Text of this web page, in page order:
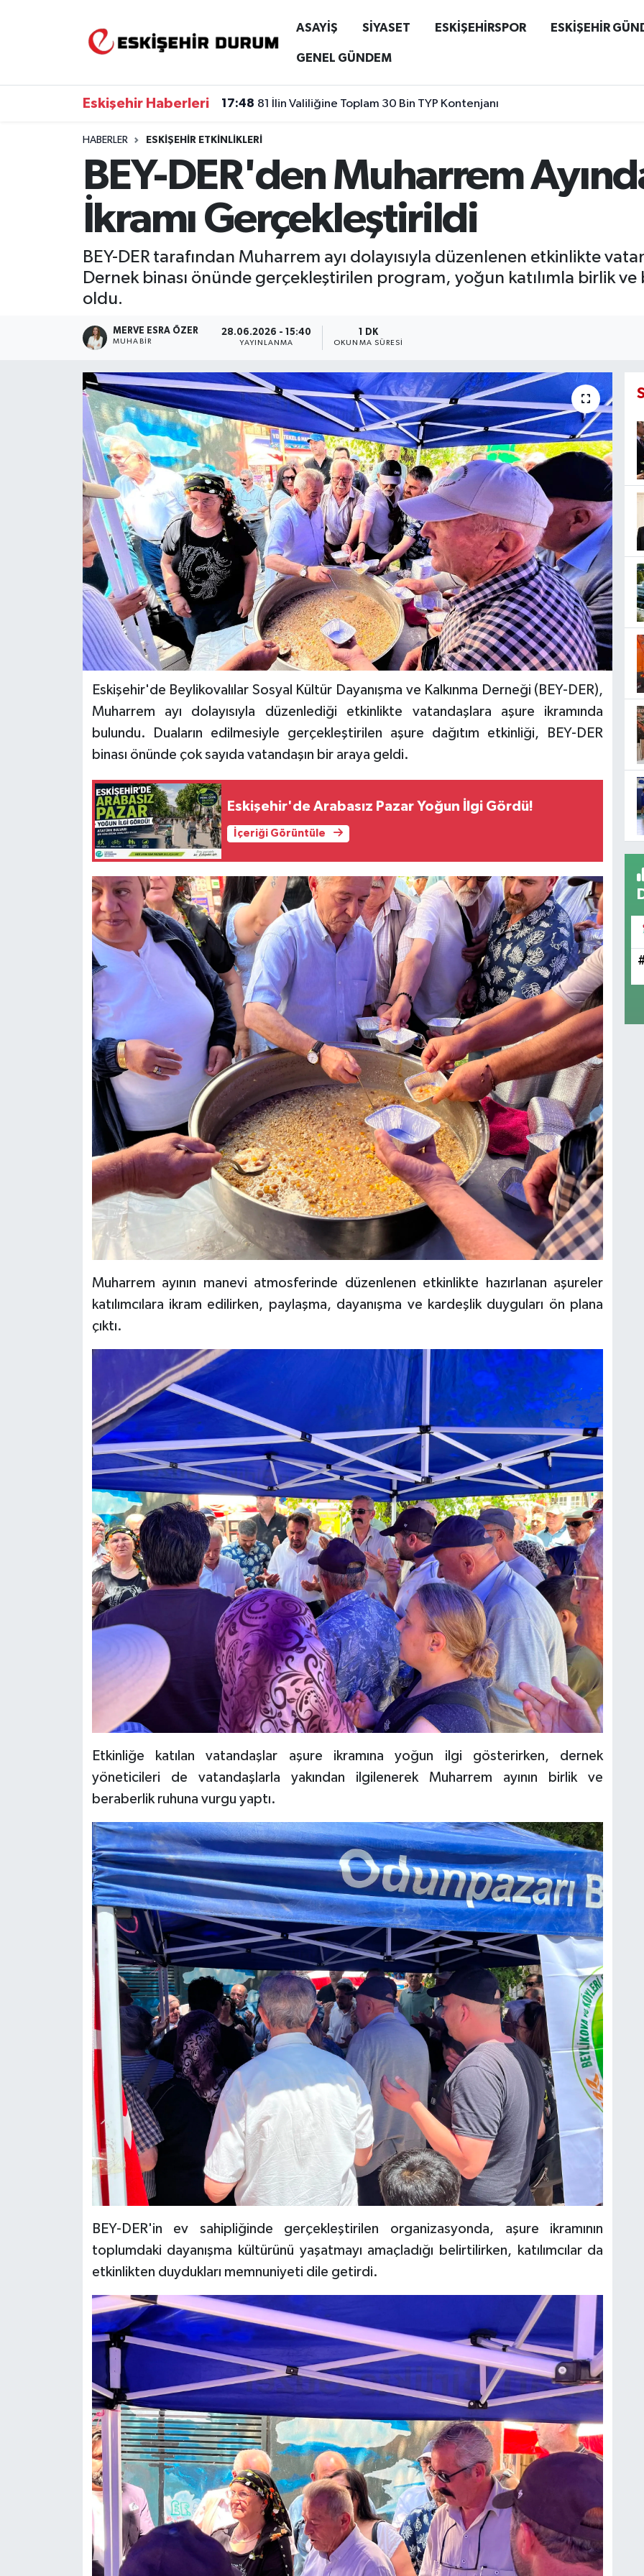
ASAYİŞ SİYASET ESKİŞEHİRSPOR ESKİŞEHİR
GENEL GÜNDEM
Eskişehir Haberleri 17:48 81 İlin Valiliğine Toplam 30 Bin TYP Kontenjanı
HABERLER ESKIŞEHIR ETKINLIKLERI
BEY-DER'den Muharrem
İkramı Gerçekleştirildi
BEY-DER tarafından Muharrem ayı dolayısıyla düzenlenen etkinlikte
Dernek binası önünde gerçekleştirilen program, yoğun katılımla birlik ve
oldu.
MERVE ESRA ÖZER
MUHABIR
28.06.2026 - 15:40
YAYINLANMA
1 DK
OKUNMA SÜRESI
Eskişehir'de Beylikovalılar Sosyal Kültür Dayanışma ve Kalkınma Derneği (BEY-DER),
Muharrem ayı dolayısıyla düzenlediği etkinlikte vatandaşlara aşure ikramında
bulundu. Duaların edilmesiyle gerçekleştirilen aşure dağıtım etkinliği, BEY-DER
binası önünde çok sayıda vatandaşın bir araya geldi.
Eskişehir'de Arabasız Pazar Yoğun İlgi Gördü!
İçeriği Görüntüle
Muharrem ayının manevi atmosferinde düzenlenen etkinlikte hazırlanan aşureler
katılımcılara ikram edilirken, paylaşma, dayanışma ve kardeşlik duyguları ön plana
çıktı.
Etkinliğe katılan vatandaşlar aşure ikramına yoğun ilgi gösterirken, dernek
yöneticileri de vatandaşlarla yakından ilgilenerek Muharrem ayının birlik ve
beraberlik ruhuna vurgu yaptı.
BEY-DER'in ev sahipliğinde gerçekleştirilen organizasyonda, aşure ikramının
toplumdaki dayanışma kültürünü yaşatmayı amaçladığı belirtilirken, katılımcılar da
etkinlikten duydukları memnuniyeti dile getirdi.
Eskişehir Nöbetçi Eczaneler
Eskişehir Trafik Yoğunluk Haritası
Süper Lig Puan Durumu ve Fikstür
Son Dakika Haberleri